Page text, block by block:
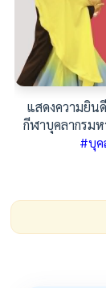
แสดงความยิน
กีฬาบุคลากรม
#บุค